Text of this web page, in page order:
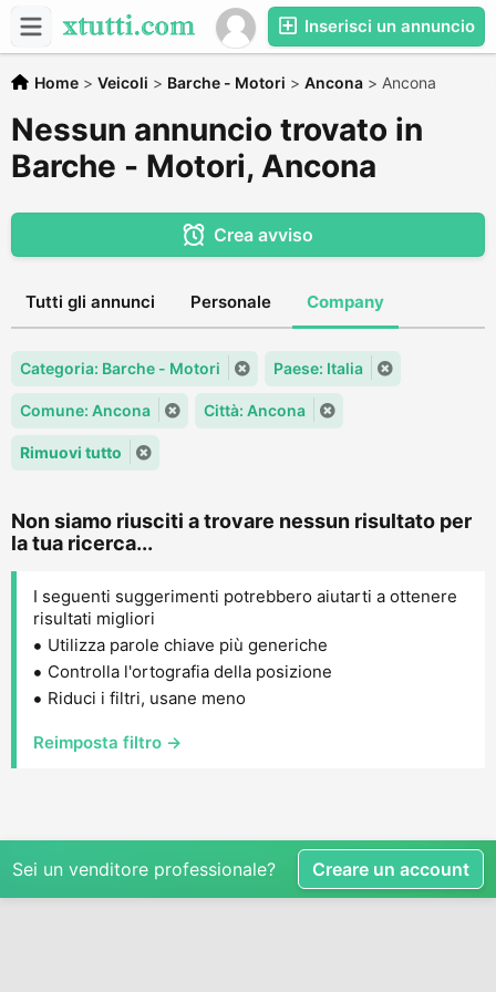
Inserisci un annuncio
Home > Veicoli > Barche - Motori > Ancona > Ancona
Nessun annuncio trovato in
Barche - Motori, Ancona
Crea avviso
Tutti gli annunci Personale Company
Categoria: Barche - Motori Paese: Italia
Comune: Ancona Città: Ancona
Rimuovi tutto
Non siamo riusciti a trovare nessun risultato per
la tua ricerca...
I seguenti suggerimenti potrebbero aiutarti a ottenere
risultati migliori
Utilizza parole chiave più generiche
Controlla l'ortografia della posizione
Riduci i filtri, usane meno
Reimposta filtro →
Sei un venditore professionale? Creare un account